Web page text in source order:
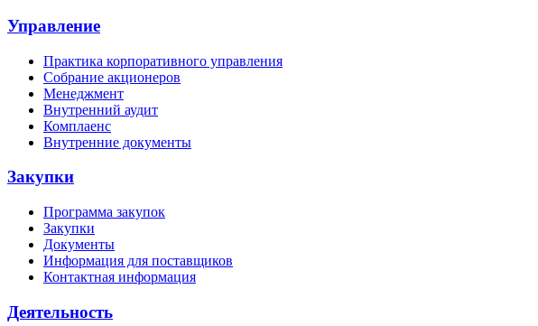
Управление
Практика корпоративного управления
Собрание акционеров
Менеджмент
Внутренний аудит
Комплаенс
Внутренние документы
Закупки
Программа закупок
Закупки
Документы
Информация для поставщиков
Контактная информация
Деятельность